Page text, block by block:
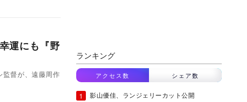
運にも『野
監督が、遠藤周作
ランキング
アクセス数 シェア数
影山優佳、ランジェリーカット公開